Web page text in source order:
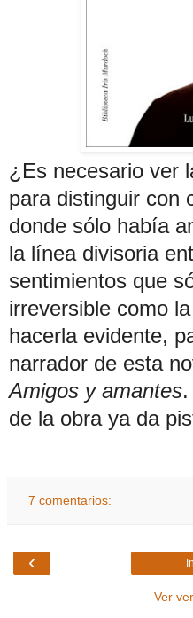
¿Es necesario ver
para distinguir con
donde sólo había
la línea divisoria
sentimientos que
irreversible como
hacerla evidente,
narrador de esta
Amigos y amantes
de la obra ya da
7 comentarios:
‹
Ver